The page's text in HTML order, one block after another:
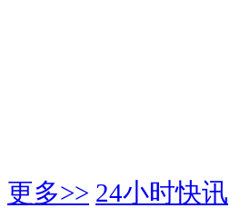
更多>> 24小时快讯